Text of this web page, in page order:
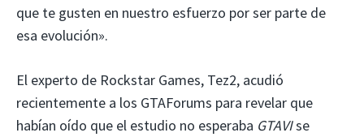
que te gusten en nuestro esfuerzo por ser parte de
esa evolución».
El experto de Rockstar Games, Tez2, acudió
recientemente a los GTAForums para revelar que
habían oído que el estudio no esperaba GTAVIse